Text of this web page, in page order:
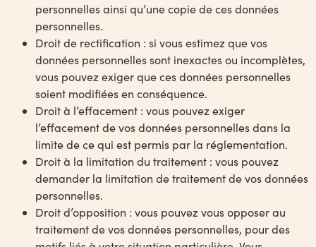
personnelles ainsi qu’une copie de ces données
personnelles.
Droit de rectification : si vous estimez que vos
données personnelles sont inexactes ou incomplètes,
vous pouvez exiger que ces données personnelles
soient modifiées en conséquence.
Droit à l’effacement : vous pouvez exiger
l’effacement de vos données personnelles dans la
limite de ce qui est permis par la réglementation.
Droit à la limitation du traitement : vous pouvez
demander la limitation de traitement de vos données
personnelles.
Droit d’opposition : vous pouvez vous opposer au
traitement de vos données personnelles, pour des